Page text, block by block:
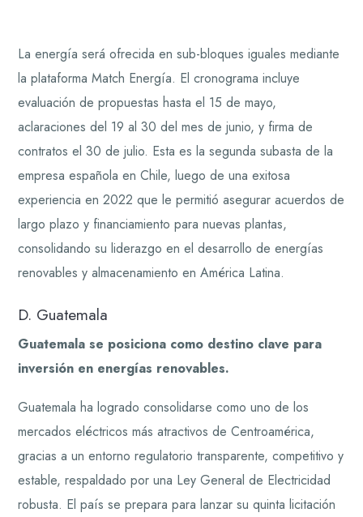
La energía será ofrecida en sub-bloques iguales mediante
la plataforma Match Energía. El cronograma incluye
evaluación de propuestas hasta el 15 de mayo,
aclaraciones del 19 al 30 del mes de junio, y firma de
contratos el 30 de julio. Esta es la segunda subasta de la
empresa española en Chile, luego de una exitosa
experiencia en 2022 que le permitió asegurar acuerdos de
largo plazo y financiamiento para nuevas plantas,
consolidando su liderazgo en el desarrollo de energías
renovables y almacenamiento en América Latina.
D. Guatemala
Guatemala se posiciona como destino clave para
inversión en energías renovables.
Guatemala ha logrado consolidarse como uno de los
mercados eléctricos más atractivos de Centroamérica,
gracias a un entorno regulatorio transparente, competitivo y
estable, respaldado por una Ley General de Electricidad
robusta. El país se prepara para lanzar su quinta licitación